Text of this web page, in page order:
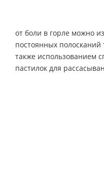
от боли в горле можно
постоянных
также использованием
пастилок для